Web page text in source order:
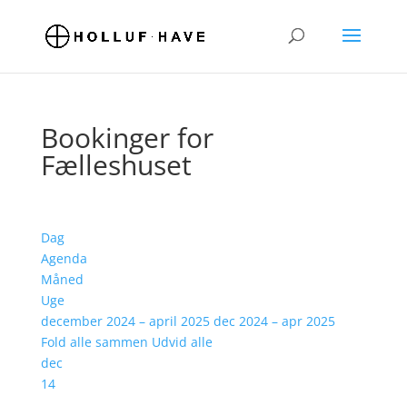
Bookinger for
Fælleshuset
Dag
Agenda
Måned
Uge
december 2024 – april 2025 dec 2024 – apr 2025
Fold alle sammen Udvid alle
dec
14